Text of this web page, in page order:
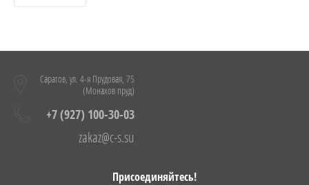
Саратов, ул. 4-я Прудовая, 75
(Монахов пруд)
+7 (927) 100-30-03
zakaz@c-s.su
Присоединяйтесь!